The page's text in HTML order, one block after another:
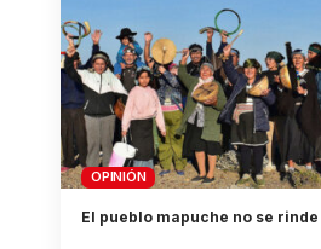
OPINIÓN
El pueblo mapuche no se rinde